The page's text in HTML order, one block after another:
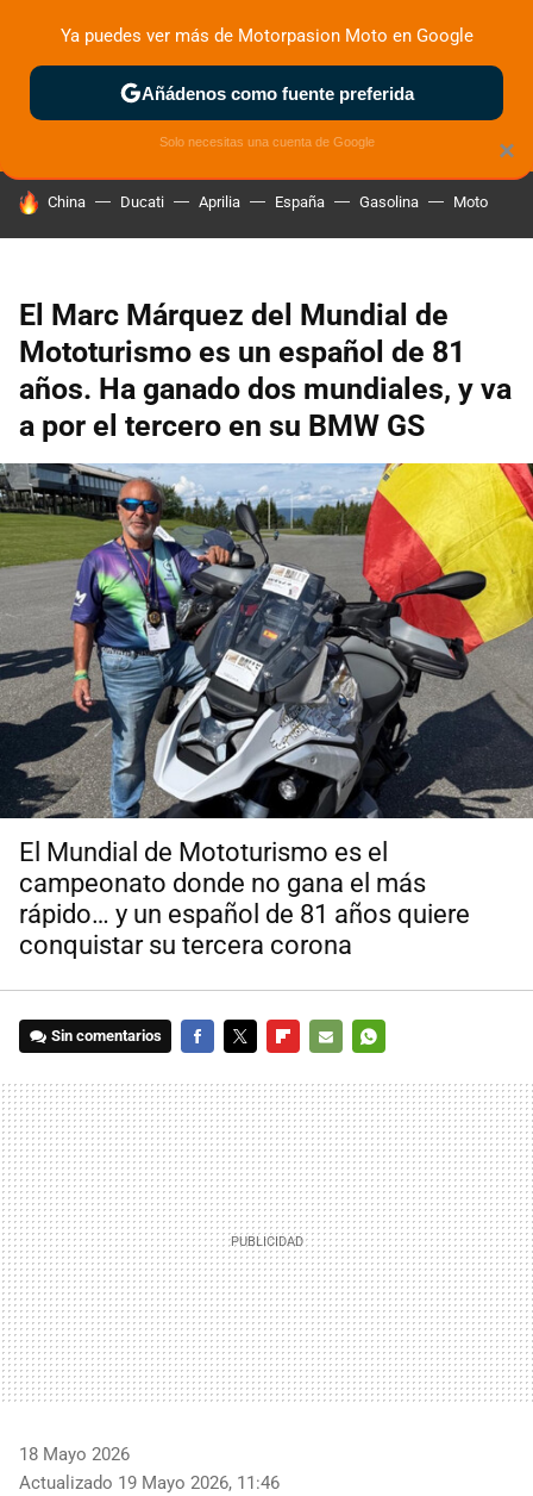
ZONA DE PRUEBAS DEPORTIVAS MOTOS ELÉCTRICAS
HOY SE HABLA DE
China Ducati Aprilia España Gasolina Moto
El Marc Márquez del Mundial de
Mototurismo es un español de 81
años. Ha ganado dos mundiales, y va
a por el tercero en su BMW GS
El Mundial de Mototurismo es el
campeonato donde no gana el más
rápido… y un español de 81 años quiere
conquistar su tercera corona
Sin comentarios
MAIL
18 Mayo 2026
Actualizado 19 Mayo 2026, 11:46
×
Ya puedes ver más de Motorpasion Moto en Google
Añádenos como fuente preferida
Solo necesitas una cuenta de Google